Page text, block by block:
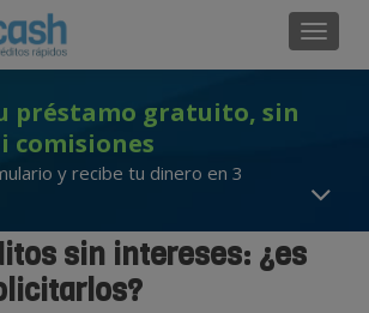
préstamo gratuito, sin
comisiones
y recibe tu dinero en 3
sin intereses: ¿es